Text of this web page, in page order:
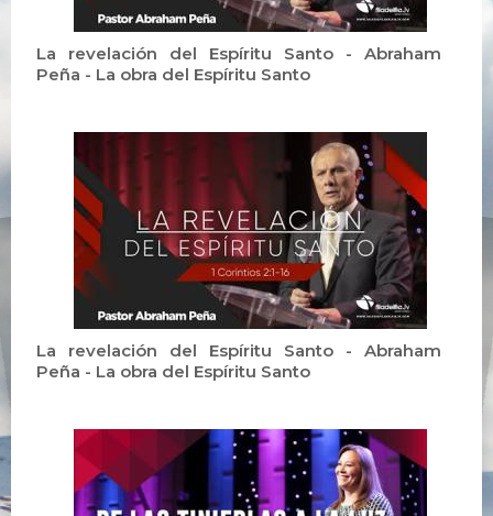
La revelación del Espíritu Santo - Abraham
Peña - La obra del Espíritu Santo
La revelación del Espíritu Santo - Abraham
Peña - La obra del Espíritu Santo